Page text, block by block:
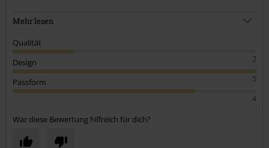
Vieleicht würde es helfen sich vom Schuster eine Schutzschicht
Wer darauf kein Bock hat sollte sich vielleicht andere Schuhe holen
Mehr lesen
Qualität
2
Design
5
Passform
4
War diese Bewertung hilfreich für dich?